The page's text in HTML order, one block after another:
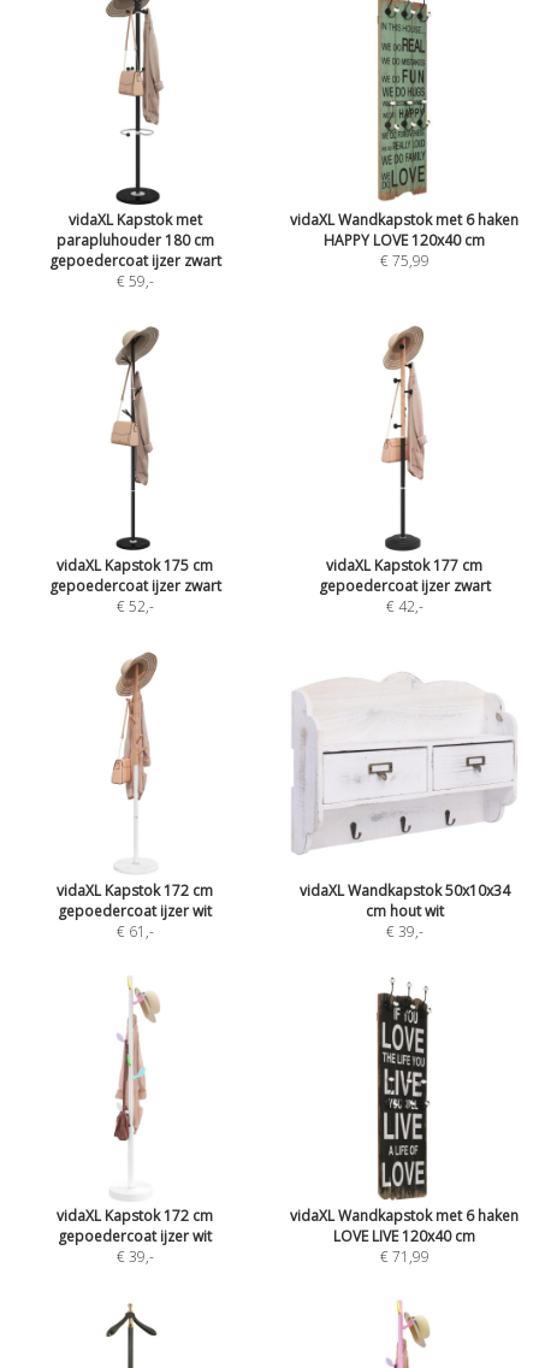
vidaXL Kapstok met
parapluhouder 180 cm
gepoedercoat ijzer zwart
€ 59,-
vidaXL Wandkapstok met 6 haken
HAPPY LOVE 120x40 cm
€ 75,99
vidaXL Kapstok 175 cm
gepoedercoat ijzer zwart
€ 52,-
vidaXL Kapstok 177 cm
gepoedercoat ijzer zwart
€ 42,-
vidaXL Kapstok 172 cm
gepoedercoat ijzer wit
€ 61 ,-
vidaXL Wandkapstok 50x10x34
cm hout wit
€ 39,-
vidaXL Kapstok 172 cm
gepoedercoat ijzer wit
€ 39,-
vidaXL Wandkapstok met 6 haken
LOVE LIVE 120x40 cm
€ 71,99